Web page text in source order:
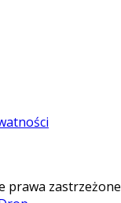
prawa zastrzeżone